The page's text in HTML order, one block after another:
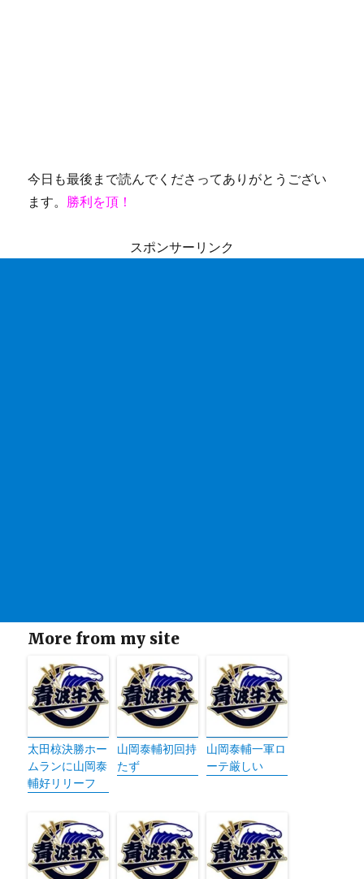
今日も最後まで読んでくださってありがとうござい
ます。 勝利を頂！
スポンサーリンク
More from my site
太田椋決勝ホー
ムランに山岡泰
輔好リリーフ
山岡泰輔初回持
たず
山岡泰輔一軍ロ
ーテ厳しい